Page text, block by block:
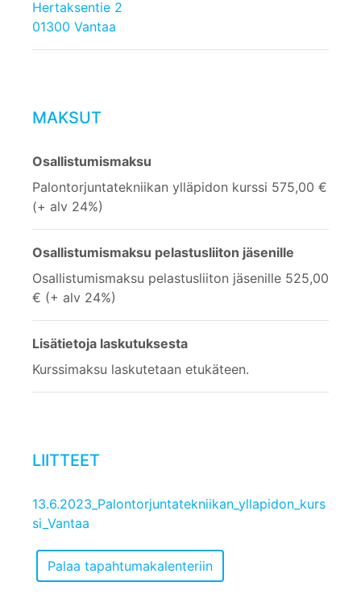
Hertaksentie 2
01300 Vantaa
MAKSUT
Osallistumismaksu
Palontorjuntatekniikan ylläpidon kurssi 575,00 €
(+ alv 24%)
Osallistumismaksu pelastusliiton jäsenille
Osallistumismaksu pelastusliiton jäsenille 525,00
€ (+ alv 24%)
Lisätietoja laskutuksesta
Kurssimaksu laskutetaan etukäteen.
LIITTEET
13.6.2023_Palontorjuntatekniikan_yllapidon_kurs
si_Vantaa